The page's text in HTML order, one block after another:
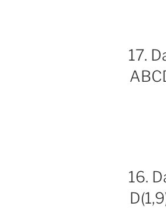
17.
16.